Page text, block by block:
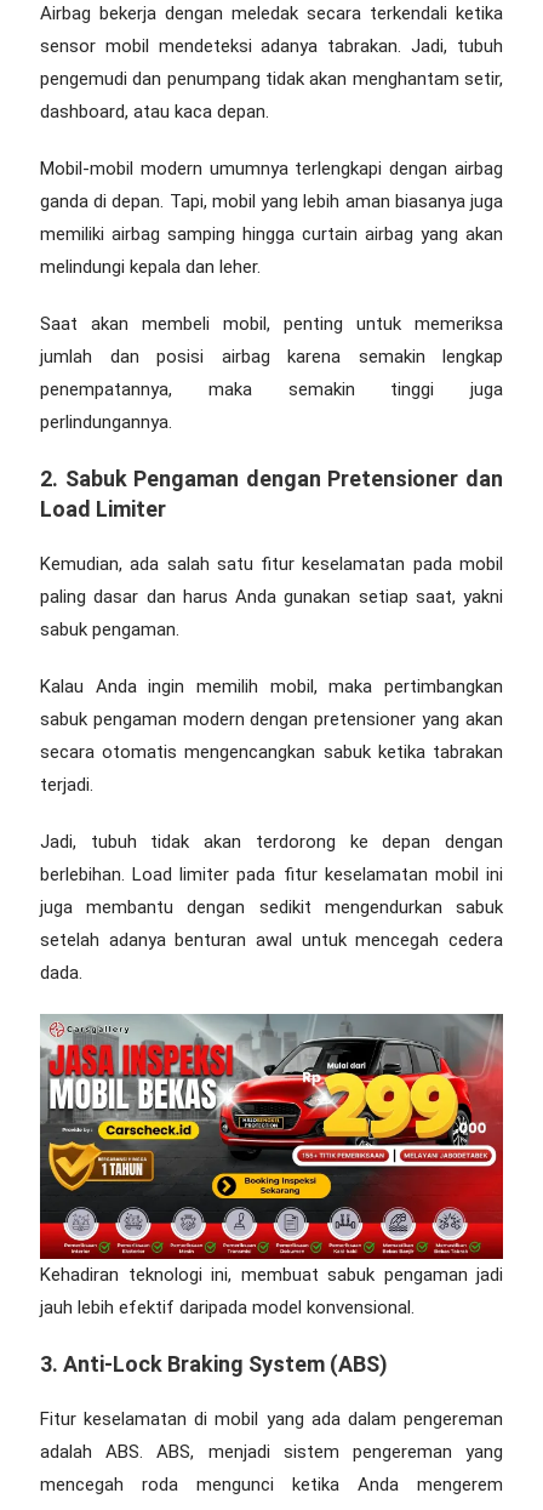
Airbag bekerja dengan meledak secara terkendali ketika
sensor mobil mendeteksi adanya tabrakan. Jadi, tubuh
pengemudi dan penumpang tidak akan menghantam setir,
dashboard, atau kaca depan.
Mobil-mobil modern umumnya terlengkapi dengan airbag
ganda di depan. Tapi, mobil yang lebih aman biasanya juga
memiliki airbag samping hingga curtain airbag yang akan
melindungi kepala dan leher.
Saat akan membeli mobil, penting untuk memeriksa
jumlah dan posisi airbag karena semakin lengkap
penempatannya, maka semakin tinggi juga
perlindungannya.
2. Sabuk Pengaman dengan Pretensioner dan
Load Limiter
Kemudian, ada salah satu fitur keselamatan pada mobil
paling dasar dan harus Anda gunakan setiap saat, yakni
sabuk pengaman.
Kalau Anda ingin memilih mobil, maka pertimbangkan
sabuk pengaman modern dengan pretensioner yang akan
secara otomatis mengencangkan sabuk ketika tabrakan
terjadi.
Jadi, tubuh tidak akan terdorong ke depan dengan
berlebihan. Load limiter pada fitur keselamatan mobilini
juga membantu dengan sedikit mengendurkan sabuk
setelah adanya benturan awal untuk mencegah cedera
dada.
Kehadiran teknologi ini, membuat sabuk pengaman jadi
jauh lebih efektif daripada model konvensional.
3. Anti-Lock Braking System (ABS)
Fitur keselamatan di mobil yang ada dalam pengereman
adalah ABS. ABS, menjadi sistem pengereman yang
mencegah roda mengunci ketika Anda mengerem